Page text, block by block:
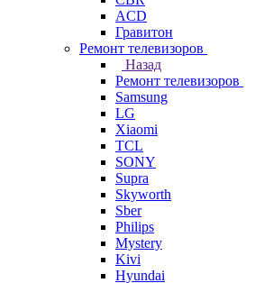
ACD
Гравитон
Ремонт телевизоров
Назад
Ремонт телевизоров
Samsung
LG
Xiaomi
TCL
SONY
Supra
Skyworth
Sber
Philips
Mystery
Kivi
Hyundai